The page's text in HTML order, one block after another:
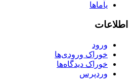
یاماها
اطلاعات
ورود
خوراک ورودی‌ها
خوراک دیدگاه‌ها
وردپرس